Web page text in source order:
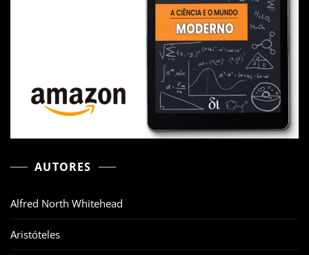
AUTORES
Alfred North Whitehead
Aristóteles